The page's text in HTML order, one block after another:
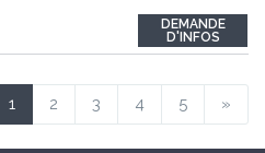
gelangen Sie mit dem Lift
in die Tiefgarage....
DEMANDE
D'INFOS
1 2 3 4 5 »